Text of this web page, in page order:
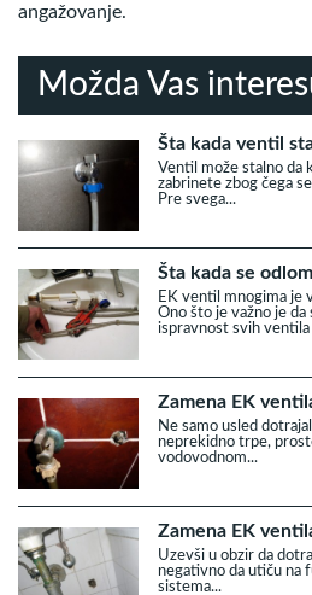
angažovanje.
Možda Vas
Šta kada ventil
Ventil može stalno da
zabrinete zbog čega
Pre svega...
Šta kada se
EK ventil mnogima je
Ono što je važno je
ispravnost svih ventila
Zamena EK
Ne samo usled
neprekidno trpe,
vodovodnom...
Zamena EK
Uzevši u obzir da
negativno da utiču na
sistema...